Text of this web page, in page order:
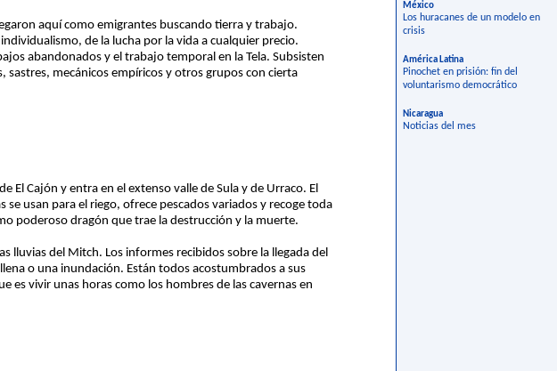
aquí como emigrantes buscando tierra y trabajo.
de la lucha por la vida a cualquier precio.
abandonados y el trabajo temporal en la Tela. Subsisten
sastres, mecánicos empíricos y otros grupos con cierta
El Cajón y entra en el extenso valle de Sula y de Urraco. El
usan para el riego, ofrece pescados variados y recoge toda
poderoso dragón que trae la destrucción y la muerte.
lluvias del Mitch. Los informes recibidos sobre la llegada del
o una inundación. Están todos acostumbrados a sus
es vivir unas horas como los hombres de las cavernas en
México
Los huracanes de un modelo en
crisis
América Latina
Pinochet en prisión: fin del
voluntarismo democrático
Nicaragua
Noticias del mes